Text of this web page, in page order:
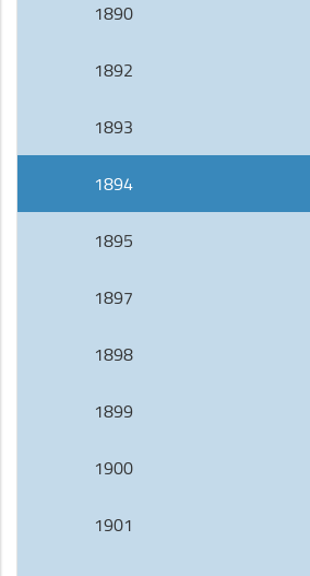
1890
1892
1893
1894
1895
1897
1898
1899
1900
1901